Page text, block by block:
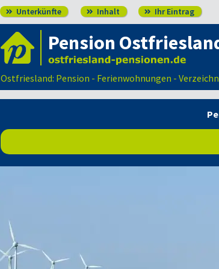
 Unterkünfte  Inhalt  Ihr Eintrag
Pension
Ostfriesland: Pension - Ferienwohnungen -